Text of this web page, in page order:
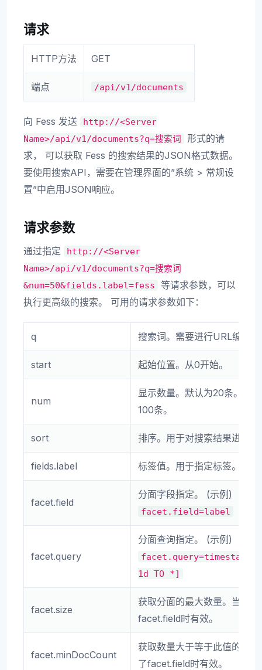
请求
HTTP方法 GET
端点 /api/v1/documents
向 Fess 发送
http://<Server
Name>/api/v1/documents?q=搜索词
形式的请
求， 可以获取 Fess 的搜索结果的JSON格式数据。
要使用搜索API，需要在管理界面的”系统 > 常规设
置”中启用JSON响应。
请求参数
通过指定
http://<Server
Name>/api/v1/documents?q=搜索词
&num=50&fields.label=fess
等请求参数，可以
执行更高级的搜索。 可用的请求参数如下：
q 搜索词。需要进行URL编码。
start 起始位置。从0开始。
num
显示数量。默认为20条。最
100条。
sort 排序。用于对搜索结果进行排
fields.label 标签值。用于指定标签。
facet.field
分面字段指定。 (示例)
facet.field=label
facet.query
分面查询指定。 (示例)
1d TO *]
facet.size
获取分面的最大数量。当指定
facet.field时有效。
facet.minDocCount
获取数量大于等于此值的分
了facet.field时有效。